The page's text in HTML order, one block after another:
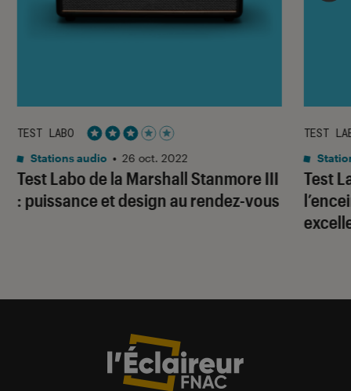
Test Labo de la Marshall Stanmore III
: puissance et design au rendez-vous
TEST LABO
Noté 3 étoiles sur 5
Stations audio • 26 oct. 2022
Test
TEST